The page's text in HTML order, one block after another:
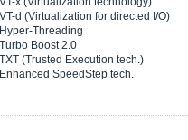
d (Virtualization for directed I/O)
Threading
Boost 2.0
(Trusted Execution tech.)
SpeedStep tech.